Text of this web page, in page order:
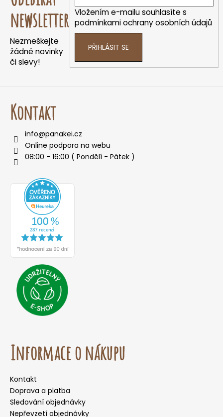
newsletter
Nezmeškejte
žádné novinky
či slevy!
Vložením e-mailu souhlasíte s
podmínkami ochrany osobních údajů
PŘIHLÁSIT SE
Kontakt
info@panakei.cz
Online podpora na webu
08:00 - 16:00 ( Pondělí - Pátek )
Informace o nákupu
Kontakt
Doprava a platba
Sledování objednávky
Nepřevzetí objednávky